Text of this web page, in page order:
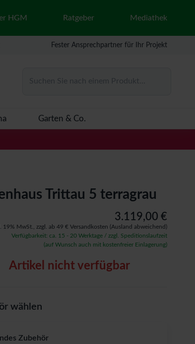
HGM Ratgeber Mediathek
Fester Ansprechpartner für Ihr Projekt
Suchen Sie nach einem Produkt...
Garten & Co.
Trittau 5 terragrau
3.119,00 €
19% MwSt., zzgl. ab 49 € Versandkosten (Ausland abweichend)
Verfügbarkeit: ca. 15 - 20 Werktage / zzgl. Speditionslaufzeit
(auf Wunsch auch mit kostenfreier Einlagerung)
Artikel nicht verfügbar
wählen
Zubehör